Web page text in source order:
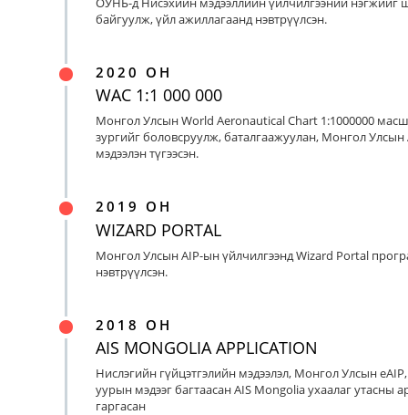
байгуулж, үйл ажиллагаанд нэвтрүүлсэн.
2020 ОН
WAC 1:1 000 000
Монгол Улсын World Aeronautical Chart 1:1000000
зургийг боловсруулж, баталгаажуулан, Монгол Улсын
мэдээлэн түгээсэн.
2019 ОН
WIZARD PORTAL
Монгол Улсын AIP-ын үйлчилгээнд Wizard Portal
нэвтрүүлсэн.
2018 ОН
AIS MONGOLIA APPLICATION
Нислэгийн гүйцэтгэлийн мэдээлэл, Монгол Улсын
уурын мэдээг багтаасан AIS Mongolia ухаалаг утасны
гаргасан